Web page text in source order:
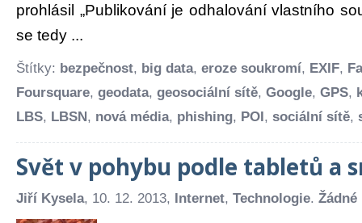
prohlásil „Publikování je odhalování vlastního
se tedy ...
Štítky: bezpečnost, big data, eroze soukromí, EXIF,
Foursquare, geodata, geosociální sítě, Google, GPS,
LBS, LBSN, nová média, phishing, POI, sociální sítě,
Svět v pohybu podle tabletů a
Jiří Kysela, 10. 12. 2013, Internet, Technologie. Žádné